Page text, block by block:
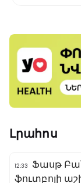
Լրահոս
12:33
Ֆասթ
ֆուտբոլի